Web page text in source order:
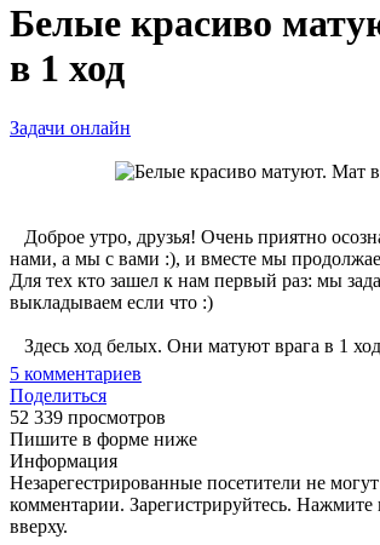
Белые красиво
в 1 ход
Задачи онлайн
Доброе утро, друзья! Очень приятно
нами, а мы с вами :), и вместе мы
Для тех кто зашел к нам первый раз: мы
выкладываем если что :)
Здесь ход белых. Они матуют врага в 1
5 комментариев
Поделиться
52 339 просмотров
Пишите в форме ниже
Информация
Незарегестрированные посетители не могут
комментарии. Зарегистрируйтесь. Нажмите
вверху.